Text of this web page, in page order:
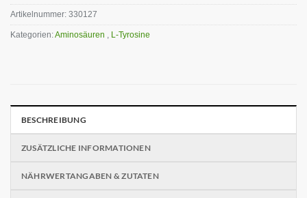
Artikelnummer: 330127
Kategorien:Aminosäuren , L-Tyrosine
BESCHREIBUNG
ZUSÄTZLICHE INFORMATIONEN
NÄHRWERTANGABEN & ZUTATEN